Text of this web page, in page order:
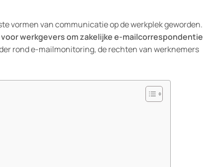
vormen van communicatie op de werkplek geworden.
werkgevers om zakelijke e-mailcorrespondentie
rond e-mailmonitoring, de rechten van werknemers